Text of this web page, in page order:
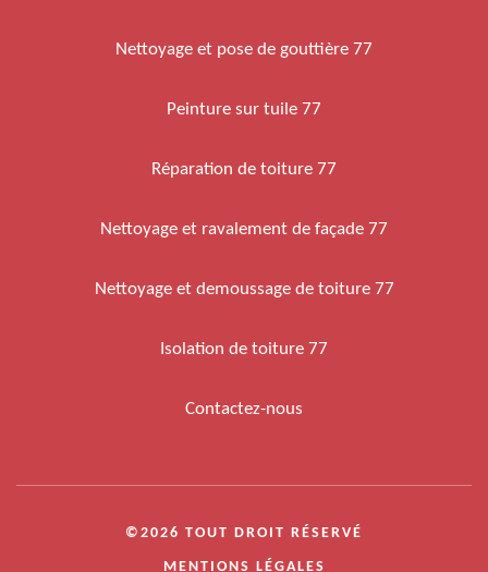
Nettoyage et pose de gouttière 77
Peinture sur tuile 77
Réparation de toiture 77
Nettoyage et ravalement de façade 77
Nettoyage et demoussage de toiture 77
Isolation de toiture 77
Contactez-nous
©2026 TOUT DROIT RÉSERVÉ
MENTIONS LÉGALES